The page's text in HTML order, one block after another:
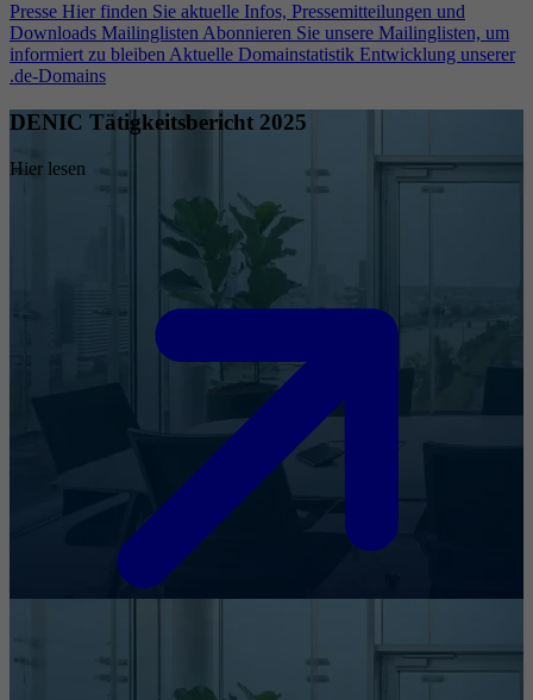
Presse Hier finden Sie aktuelle Infos, Pressemitteilungen und
Downloads Mailinglisten Abonnieren Sie unsere Mailinglisten, um
informiert zu bleiben Aktuelle Domainstatistik Entwicklung unserer
.de-Domains
DENIC Tätigkeitsbericht 2025
Hier lesen